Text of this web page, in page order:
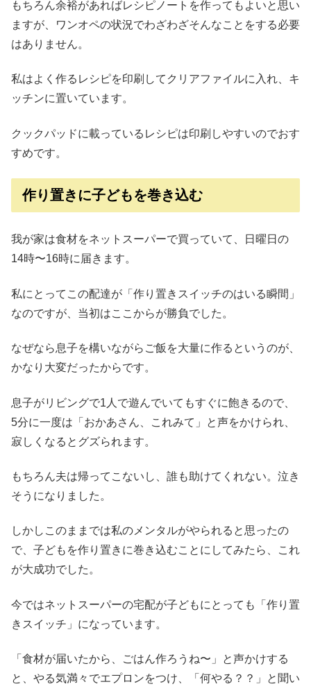
もちろん余裕があればレシピノートを作ってもよいと思い
ますが、ワンオペの状況でわざわざそんなことをする必要
はありません。
私はよく作るレシピを印刷してクリアファイルに入れ、キ
ッチンに置いています。
クックパッドに載っているレシピは印刷しやすいのでおす
すめです。
作り置きに子どもを巻き込む
我が家は食材をネットスーパーで買っていて、日曜日の
14時〜16時に届きます。
私にとってこの配達が「作り置きスイッチのはいる瞬間」
なのですが、当初はここからが勝負でした。
なぜなら息子を構いながらご飯を大量に作るというのが、
かなり大変だったからです。
息子がリビングで1人で遊んでいてもすぐに飽きるので、
5分に一度は「おかあさん、これみて」と声をかけられ、
寂しくなるとグズられます。
もちろん夫は帰ってこないし、誰も助けてくれない。泣き
そうになりました。
しかしこのままでは私のメンタルがやられると思ったの
で、子どもを作り置きに巻き込むことにしてみたら、これ
が大成功でした。
今ではネットスーパーの宅配が子どもにとっても「作り置
きスイッチ」になっています。
「食材が届いたから、ごはん作ろうね〜」と声かけする
と、やる気満々でエプロンをつけ、「何やる？？」と聞い